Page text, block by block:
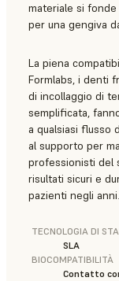
materiale si
per una gengiva
La piena
Formlabs, i denti
di incollaggio di
semplificata,
a qualsiasi flusso
al supporto per
professionisti del
risultati sicuri e
pazienti negli anni.
TECNOLOGIA DI
SLA
BIOCOMPATIBILITÀ
Contatto